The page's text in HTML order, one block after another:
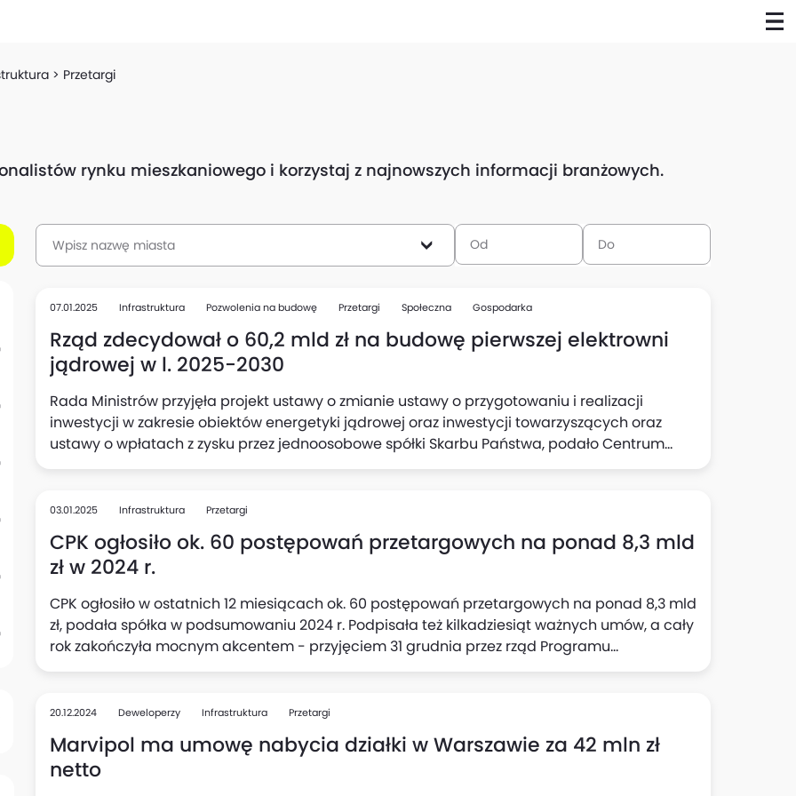
Przetargi
rynku mieszkaniowego i korzystaj z najnowszych informacji branżowych.
07.01.2025 Infrastruktura Pozwolenia na budowę Przetargi Społeczna Gospodarka
Rząd zdecydował o 60,2 mld zł na budowę pierwszej elektrowni
jądrowej w l. 2025-2030
Rada Ministrów przyjęła projekt ustawy o zmianie ustawy o przygotowaniu i realizacji
inwestycji w zakresie obiektów energetyki jądrowej oraz inwestycji towarzyszących oraz
ustawy o wpłatach z zysku przez jednoosobowe spółki Skarbu Państwa, podało Centrum
Informacyjne Rządu (CIR). Rząd zdecydował o przekazaniu 60,2 mld zł na projekt budowy
03.01.2025 Infrastruktura Przetargi
CPK ogłosiło ok. 60 postępowań przetargowych na ponad 8,3 mld
zł w 2024 r.
CPK ogłosiło w ostatnich 12 miesiącach ok. 60 postępowań przetargowych na ponad 8,3 mld
zł, podała spółka w podsumowaniu 2024 r. Podpisała też kilkadziesiąt ważnych umów, a cały
rok zakończyła mocnym akcentem - przyjęciem 31 grudnia przez rząd Programu
Wieloletniego CPK gwarantującego całemu projektowi finansowanie w wysokości ponad 131
20.12.2024 Deweloperzy Infrastruktura Przetargi
Marvipol ma umowę nabycia działki w Warszawie za 42 mln zł
netto